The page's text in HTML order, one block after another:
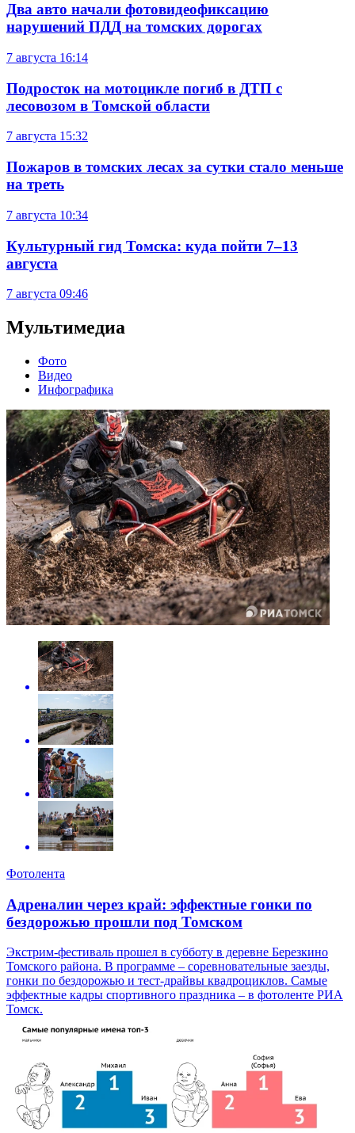
Два авто начали фотовидеофиксацию
нарушений ПДД на томских дорогах
7 августа 16:14
Подросток на мотоцикле погиб в ДТП с
лесовозом в Томской области
7 августа 15:32
Пожаров в томских лесах за сутки стало меньше
на треть
7 августа 10:34
Культурный гид Томска: куда пойти 7–13
августа
7 августа 09:46
Мультимедиа
Фото
Видео
Инфографика
Фотолента
Адреналин через край: эффектные гонки по
бездорожью прошли под Томском
Экстрим-фестиваль прошел в субботу в деревне Березкино
Томского района. В программе – соревновательные заезды,
гонки по бездорожью и тест-драйвы квадроциклов. Самые
эффектные кадры спортивного праздника – в фотоленте РИА
Томск.